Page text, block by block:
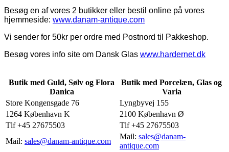
Besøg en af vores 2 butikker eller bestil online på vores
hjemmeside: www.danam-antique.com
Vi sender for 50kr per ordre med Postnord til Pakkeshop.
Besøg vores info site om Dansk Glas www.hardernet.dk
Butik med Guld, Sølv og Flora
Danica
Butik med Porcelæn, Glas og
Varia
Store Kongensgade 76
Lyngbyvej 155
1264 København K
2100 København Ø
Tlf +45 27675503
Tlf +45 27675503
Mail: sales@danam-antique.com
Mail: sales@danam-
antique.com